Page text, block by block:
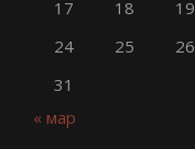
17
18 19
24
25 26
31
« мар